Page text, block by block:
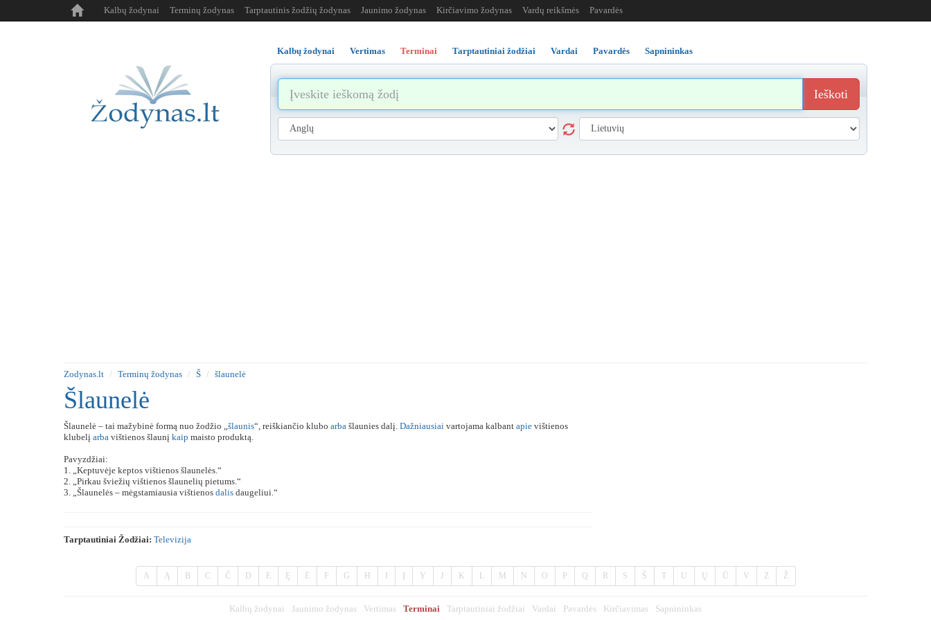
Kalbų žodynai Terminų žodynas Tarptautinis žodžių žodynas Jaunimo žodynas Kirčiavimo žodynas Vardų reikšmės Pavardės
Kalbų žodynai Vertimas Terminai Tarptautiniai žodžiai Vardai Pavardės Sapnininkas
Ieškoti
Zodynas.lt Terminų žodynas Š šlaunelė
Šlaunelė
Šlaunelė – tai mažybinė formą nuo žodžio „šlaunis“, reiškiančio klubo arba šlaunies dalį. Dažniausiai vartojama kalbant apie vištienos
klubelį arba vištienos šlaunį kaip maisto produktą.
Pavyzdžiai:
1. „Keptuvėje keptos vištienos šlaunelės.“
2. „Pirkau šviežių vištienos šlaunelių pietums.“
3. „Šlaunelės – mėgstamiausia vištienos dalis daugeliui.“
Tarptautiniai Žodžiai: Televizija
A Ą B C Č D E Ę Ė F G H Y J K L M N O P Q R S Š T U Ų Ū V Z Ž
Kalbų žodynai Jaunimo žodynas Vertimas Terminai Tarptautiniai žodžiai Vardai Pavardės Kirčiavimas Sapnininkas